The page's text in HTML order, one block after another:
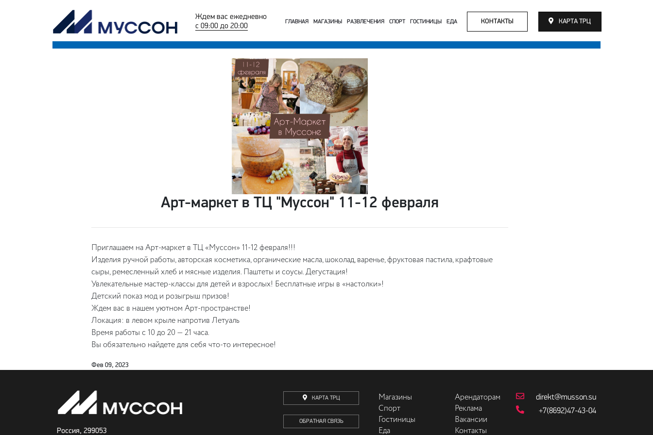
Ждем вас ежедневно
с 09:00 до 20:00
ГЛАВНАЯ МАГАЗИНЫ РАЗВЛЕЧЕНИЯ СПОРТ ГОСТИНИЦЫ ЕДА КОНТАКТЫ КАРТА ТРЦ
Арт-маркет в ТЦ "Муссон" 11-12 февраля
Приглашаем на Арт-маркет в ТЦ «Муссон» 11-12 февраля!!!
Изделия ручной работы, авторская косметика, органические масла, шоколад, варенье, фруктовая пастила, крафтовые
сыры, ремесленный хлеб и мясные изделия. Паштеты и соусы. Дегустация!
Увлекательные мастер-классы для детей и взрослых! Бесплатные игры в «настолки»!
Детский показ мод и розыгрыш призов!
Ждем вас в нашем уютном Арт-пространстве!
Локация: в левом крыле напротив Летуаль
Время работы с 10 до 20 — 21 часа.
Вы обязательно найдете для себя что-то интересное!
Фев 09, 2023
Россия, 299053
КАРТА ТРЦ
ОБРАТНАЯ СВЯЗЬ
Магазины
Спорт
Гостиницы
Еда
Арендаторам
Реклама
Вакансии
Контакты
direkt@musson.su
+7(8692)47-43-04